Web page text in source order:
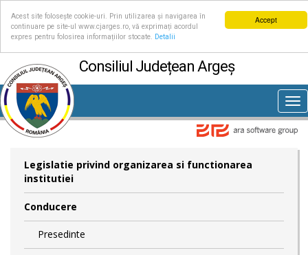
Accept
Acest site folosește cookie-uri. Prin utilizarea și navigarea în
continuare pe site-ul www.cjarges.ro, vă exprimați acordul
expres pentru folosirea informațiilor stocate.
Detalii
Consiliul Județean Argeș
Legislatie privind organizarea si functionarea
institutiei
Conducere
Presedinte